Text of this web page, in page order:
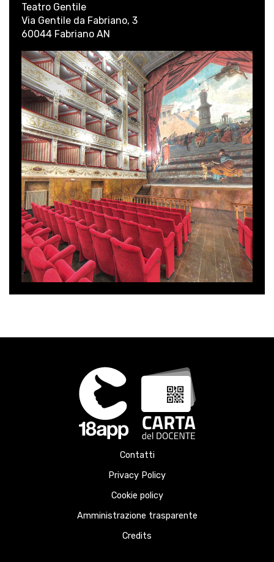
Teatro Gentile
Via Gentile da Fabriano, 3
60044 Fabriano AN
Contatti
Privacy Policy
Cookie policy
Amministrazione trasparente
Credits